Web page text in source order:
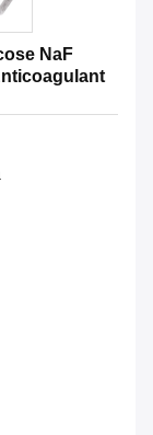
NaF